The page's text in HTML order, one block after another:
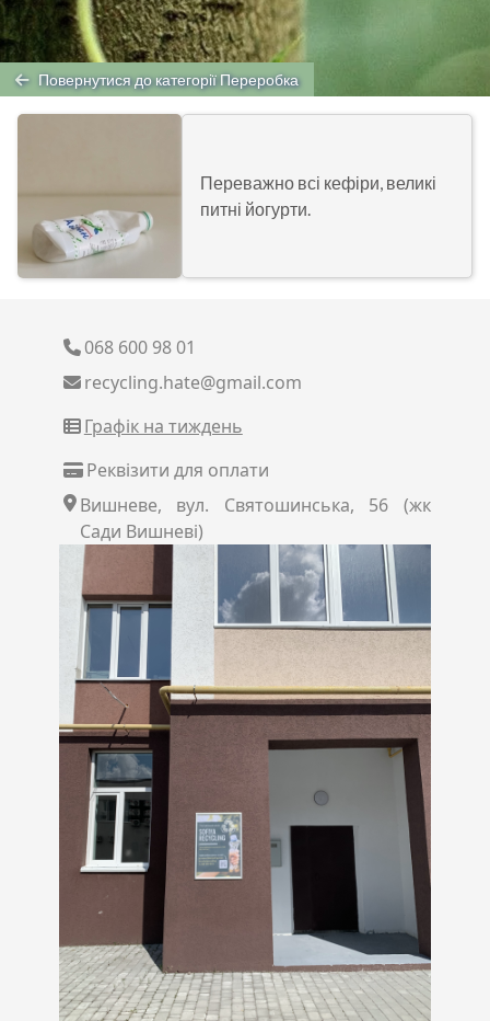
Повернутися до категорії Переробка
Переважно всі кефіри, великі
питні йогурти.
068 600 98 01
Графік на тиждень
recycling.hate@gmail.com
Вишневе, вул. Святошинська, 56 (жк
Сади Вишневі)
Реквізити для оплати